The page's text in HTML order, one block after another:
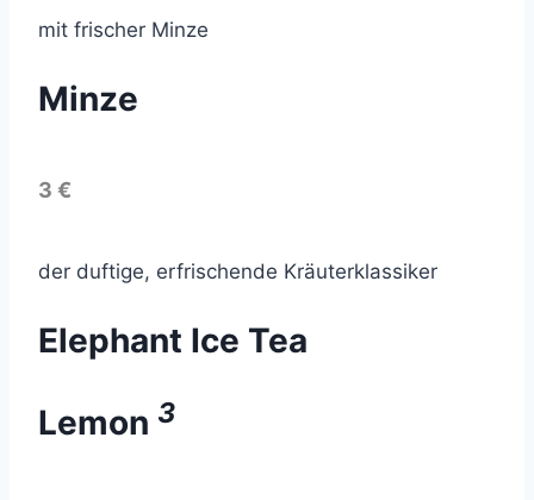
mit frischer Minze
Minze
3 €
der duftige, erfrischende Kräuterklassiker
Elephant Ice Tea
Lemon 3